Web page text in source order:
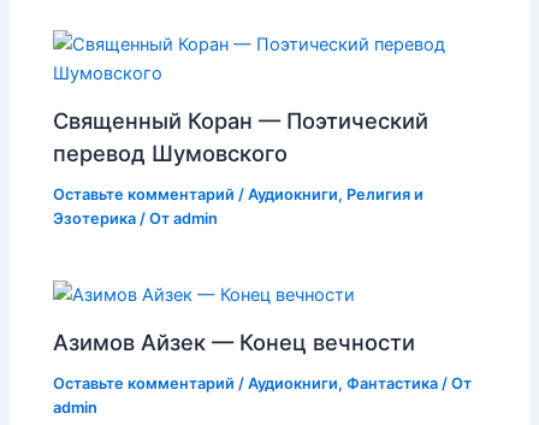
Священный Коран — Поэтический
перевод Шумовского
Оставьте комментарий /Аудиокниги, Религия и
Эзотерика / Отadmin
Азимов Айзек — Конец вечности
Оставьте комментарий /Аудиокниги,Фантастика / От
admin